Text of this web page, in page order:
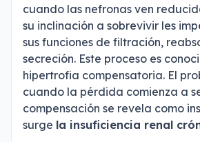
cuando las nefronas ven
su inclinación a sobrevivir les
sus funciones de filtración,
secreción. Este proceso es
hipertrofia compensatoria. El
cuando la pérdida comienza a
compensación se revela como
surge la insuficiencia renal